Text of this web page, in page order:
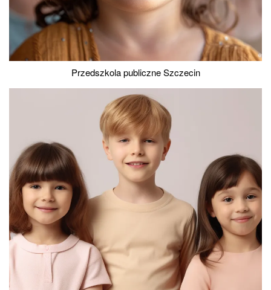
Przedszkola publiczne Szczecin